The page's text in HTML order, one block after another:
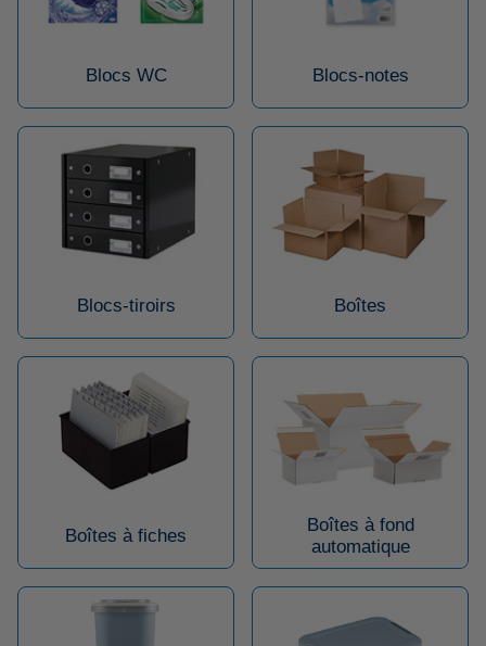
Blocs WC Blocs-notes
Blocs-tiroirs Boîtes
Boîtes à fiches
Boîtes à fond
automatique